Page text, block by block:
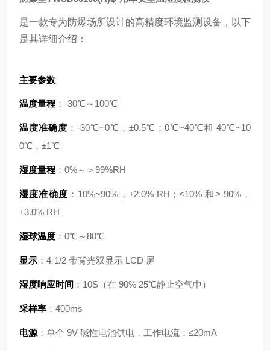
是一款专为防爆场所设计的高精度环境监测设备，以下
是其详细介绍：
主要参数
温度量程 ：-30℃～100℃
温度准确度 ：-30℃~0℃，±0.5℃；0℃~40℃和 40℃~10
0℃，±1℃
湿度量程 ：0%～＞99%RH
湿度准确度 ：10%~90%，±2.0% RH；<10% 和> 90%，
±3.0% RH
湿球温度 ：0℃～80℃
显示 ：4-1/2 带背光双显示 LCD 屏
湿度响应时间 ：10S（在 90% 25℃静止空气中）
采样率 ：400ms
电源 ：单个 9V 碱性电池供电，工作电流：≤20mA